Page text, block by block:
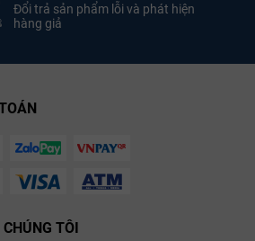
Đổi trả sản phẩm lỗi và phát hiện
hàng giả
TÔI